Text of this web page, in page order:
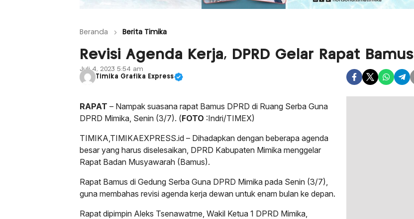
Beranda Berita Timika
Revisi Agenda Kerja, DPRD Gelar Rapat Bamus
Juli 4, 2023 5:54 am
Timika Grafika Express
RAPAT – Nampak suasana rapat Bamus DPRD di Ruang Serba Guna
DPRD Mimika, Senin (3/7). (FOTO :Indri/TIMEX)
TIMIKA,TIMIKAEXPRESS.id – Dihadapkan dengan beberapa agenda
besar yang harus diselesaikan, DPRD Kabupaten Mimika menggelar
Rapat Badan Musyawarah (Bamus).
Rapat Bamus di Gedung Serba Guna DPRD Mimika pada Senin (3/7),
guna membahas revisi agenda kerja dewan untuk enam bulan ke depan.
Rapat dipimpin Aleks Tsenawatme, Wakil Ketua 1 DPRD Mimika,